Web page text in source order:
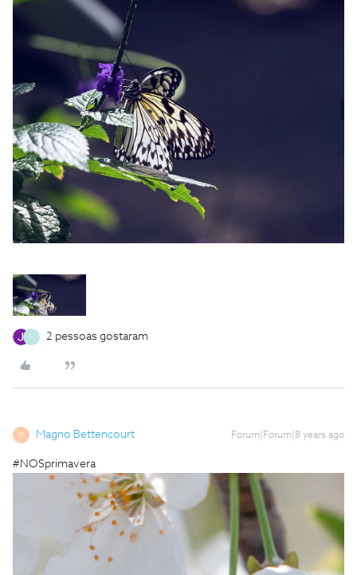
C 2 pessoas gostaram
M Magno Bettencourt Forum|Forum|8 years ago
#NOSprimavera